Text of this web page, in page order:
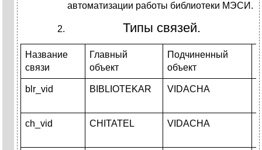
автоматизации работы библиотеки МЭСИ.
Типы связей.
Название
связи
Главный
объект
Подчиненный
объект
blr_vid BIBLIOTEKAR VIDACHA
ch_vid CHITATEL VIDACHA